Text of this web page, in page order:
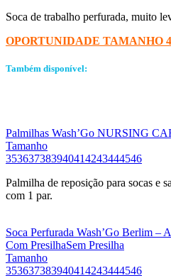
Soca de trabalho perfurada, muito
OPORTUNIDADE TAMANHO
Também disponível:
Palmilhas Wash’Go NURSING
Tamanho
353637383940414243444546
Palmilha de reposição para socas e
com 1 par.
Soca Perfurada Wash’Go Berlim –
Com PresilhaSem Presilha
Tamanho
353637383940414243444546